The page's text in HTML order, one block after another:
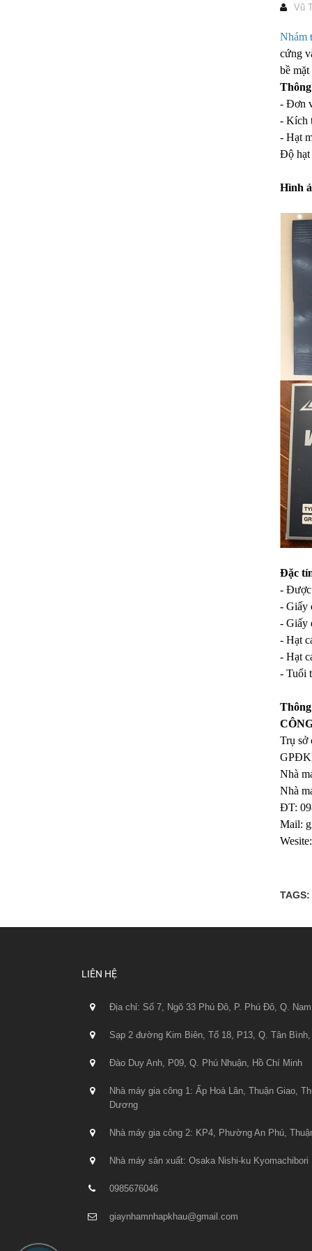
Vũ
Nhám
cứng
bề
- Đơn
- Kích
- Hạt
Độ hạt
Hình
Đặc
- Được
- Giấy
- Giấy
- Hạt
- Hạt
- Tuổi
Trụ sở
Nhà
Nhà
ĐT:
Mail:
TAGS:
LIÊN HỆ
Địa chỉ: Số 7, Ngõ 33 Phú Đô, P. Phú Đô, Q.
Sạp 2 đường Kim Biên, Tổ 18, P13, Q. Tân
Đào Duy Anh, P09, Q. Phú Nhuận, Hồ Chí Minh
Nhà máy gia công 1: Ấp Hoà Lân, Thuận Giao,
Dương
Nhà máy gia công 2: KP4, Phường An Phú,
Nhà máy sản xuất: Osaka Nishi-ku Kyomachibori
0985676046
giaynhamnhapkhau@gmail.com